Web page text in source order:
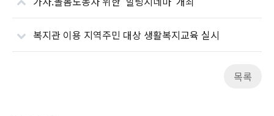
복지관 이용 지역주민 대상 생활복지교육 실시
목록